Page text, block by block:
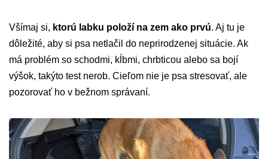
Všímaj si, ktorú labku položí na zem ako prvú. Aj tu je
dôležité, aby si psa netlačil do neprirodzenej situácie. Ak
má problém so schodmi, kĺbmi, chrbticou alebo sa bojí
výšok, takýto test nerob. Cieľom nie je psa stresovať, ale
pozorovať ho v bežnom správaní.